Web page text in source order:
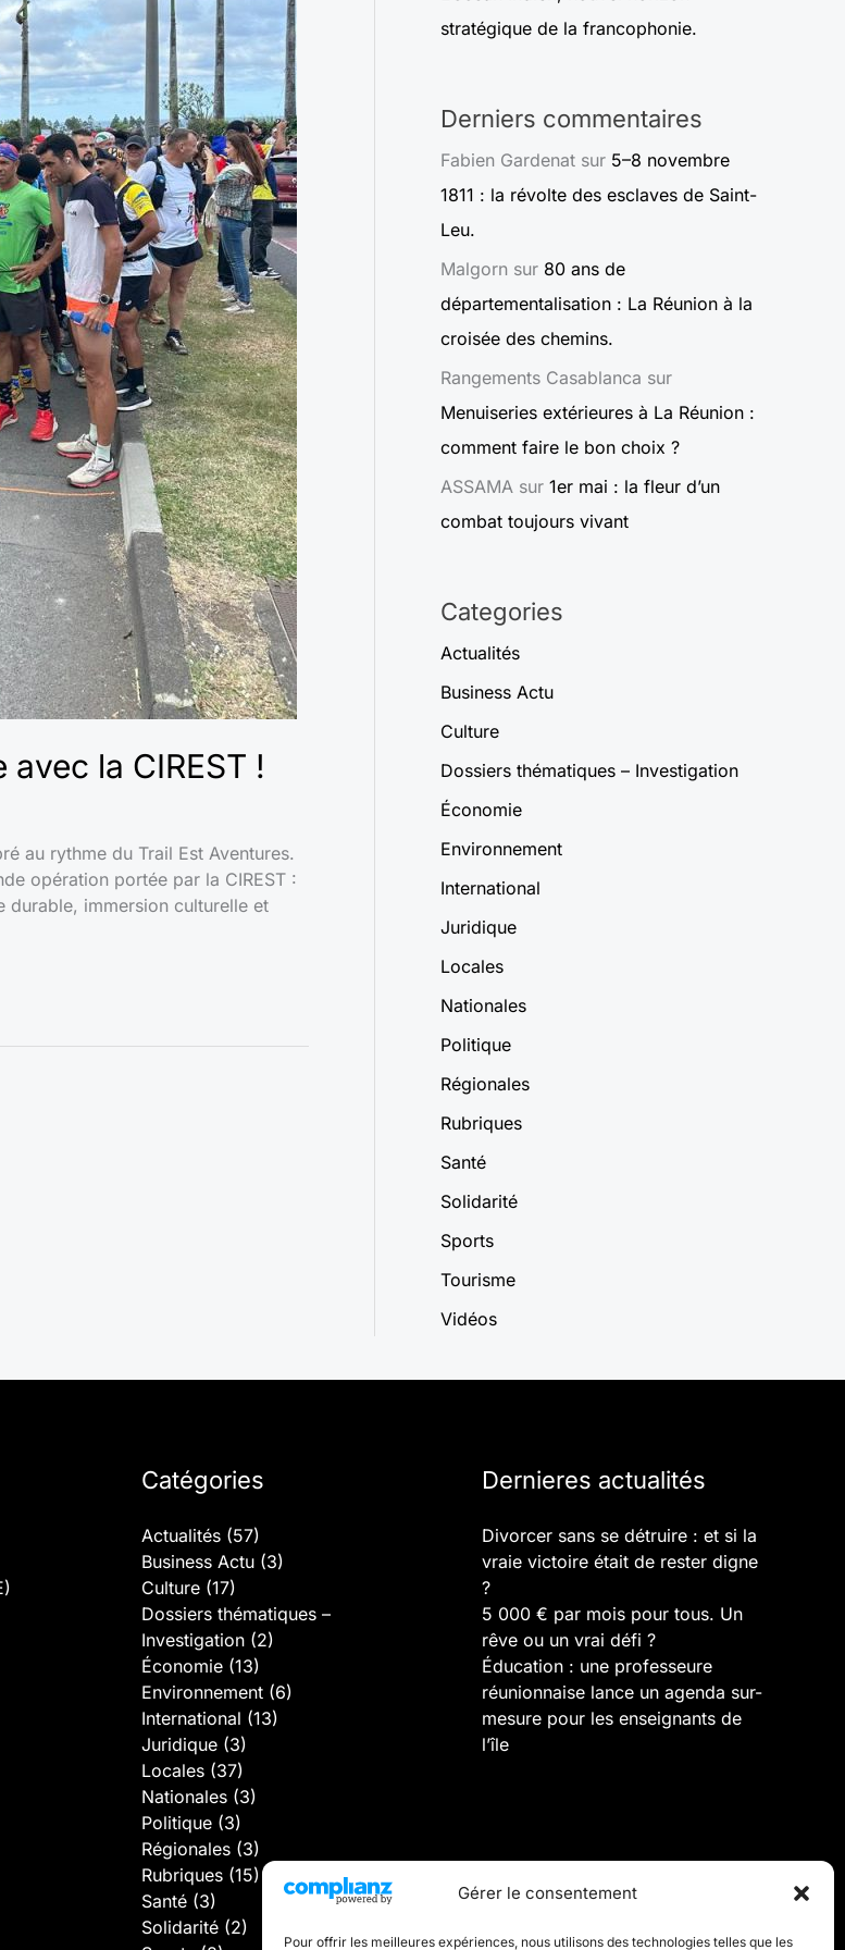
Gérer le consentement
Pour offrir les meilleures expériences, nous utilisons des technologies telles que les
avec la CIREST !
au rythme du Trail Est Aventures.
opération portée par la CIREST :
durable, immersion culturelle et
stratégique de la francophonie.
Derniers commentaires
Fabien Gardenat sur 5–8 novembre
1811 : la révolte des esclaves de Saint-
Leu.
Malgorn sur 80 ans de
départementalisation : La Réunion à la
croisée des chemins.
Rangements Casablanca sur
Menuiseries extérieures à La Réunion :
comment faire le bon choix ?
ASSAMA sur 1er mai : la fleur d’un
combat toujours vivant
Categories
Actualités
Business Actu
Culture
Dossiers thématiques – Investigation
Économie
Environnement
International
Juridique
Locales
Nationales
Politique
Régionales
Rubriques
Santé
Solidarité
Sports
Tourisme
Vidéos
Catégories
Actualités (57)
Business Actu (3)
Culture (17)
Dossiers thématiques –
Investigation (2)
Économie (13)
Environnement (6)
International (13)
Juridique (3)
Locales (37)
Nationales (3)
Politique (3)
Régionales (3)
Rubriques (15)
Santé (3)
Solidarité (2)
Dernieres actualités
Divorcer sans se détruire : et si la
vraie victoire était de rester digne
?
5 000 € par mois pour tous. Un
rêve ou un vrai défi ?
Éducation : une professeure
réunionnaise lance un agenda sur-
mesure pour les enseignants de
l’île